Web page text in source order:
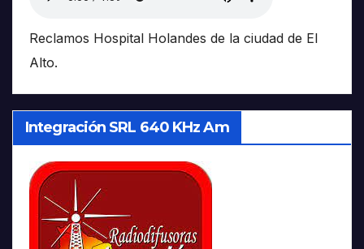
Reclamos Hospital Holandes de la ciudad de El
Alto.
Integración SRL 640 KHz Am